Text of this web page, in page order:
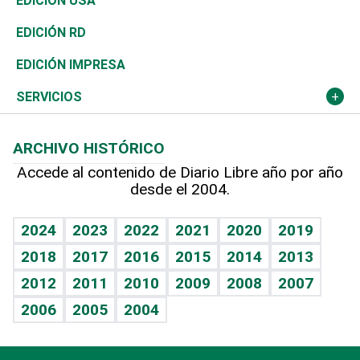
Ocenanía
Caribe
Resto del mundo
Telecom.
Global y variable
Economía personal
Sociales
Novedades
Podcast Arte Libre
Hablando con el pediatra
Vida y familia
Eñe
Celebrando la vida
Sin complejos
En pocas palabras
Tenis
Olimpismo
Más deportes
TBT Deportivo
El Espía
Noticiero Poteleche
Columnistas
Más firmas
Historia
Martes de tecnología
Cambio climático
Revista
Deportes
Opinión
Hecho en casa
Guía del dinero
EDICIÓN RD
EDICIÓN IMPRESA
SERVICIOS
Cumpleaños
Horóscopos
Crucigramas
ARCHIVO HISTÓRICO
Accede al contenido de Diario Libre año por año
desde el 2004.
2024 2023 2022 2021 2020
2019
2018
2017 2016 2015 2014
2013
2012
2011 2010 2009 2008
2007
2006
2005 2004